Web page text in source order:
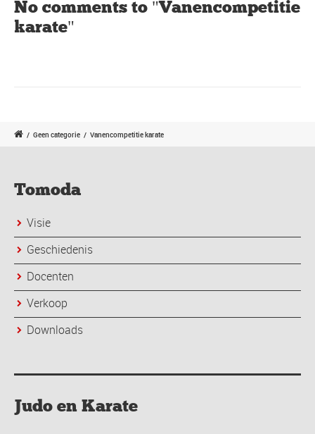
No comments to "Vanencompetitie
karate"
/ Geen categorie / Vanencompetitie karate
Tomoda
Visie
Geschiedenis
Docenten
Verkoop
Downloads
Judo en Karate